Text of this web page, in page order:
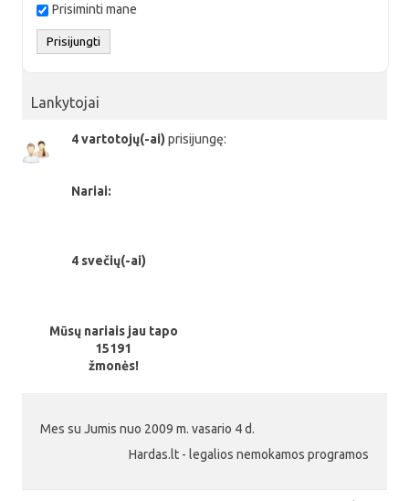
Prisiminti mane
Lankytojai
4 vartotojų(-ai) prisijungę:
Nariai:
4 svečių(-ai)
Mūsų nariais jau tapo
15191
žmonės!
Mes su Jumis nuo 2009 m. vasario 4 d.
Hardas.lt - legalios nemokamos programos